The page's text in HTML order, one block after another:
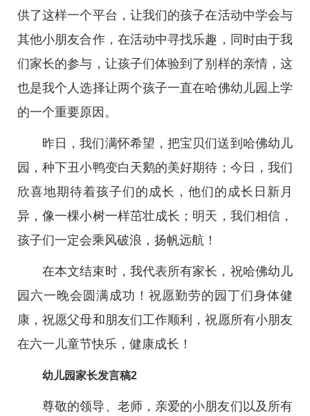
供了这样一个平台，让我们的孩子在活动中学会与
其他小朋友合作，在活动中寻找乐趣，同时由于我
们家长的参与，让孩子们体验到了别样的亲情，这
也是我个人选择让两个孩子一直在哈佛幼儿园上学
的一个重要原因。
昨日，我们满怀希望，把宝贝们送到哈佛幼儿
园，种下丑小鸭变白天鹅的美好期待；今日，我们
欣喜地期待着孩子们的成长，他们的成长日新月
异，像一棵小树一样茁壮成长；明天，我们相信，
孩子们一定会乘风破浪，扬帆远航！
在本文结束时，我代表所有家长，祝哈佛幼儿
园六一晚会圆满成功！祝愿勤劳的园丁们身体健
康，祝愿父母和朋友们工作顺利，祝愿所有小朋友
在六一儿童节快乐，健康成长！
幼儿园家长发言稿2
尊敬的领导、老师，亲爱的小朋友们以及所有